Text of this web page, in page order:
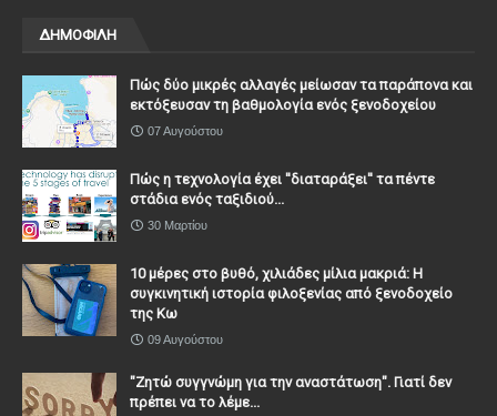
ΔΗΜΟΦΙΛΗ
Πώς δύο μικρές αλλαγές μείωσαν τα παράπονα και
εκτόξευσαν τη βαθμολογία ενός ξενοδοχείου
07 Αυγούστου
Πώς η τεχνολογία έχει ''διαταράξει'' τα πέντε
στάδια ενός ταξιδιού...
30 Μαρτίου
10 μέρες στο βυθό, χιλιάδες μίλια μακριά: Η
συγκινητική ιστορία φιλοξενίας από ξενοδοχείο
της Κω
09 Αυγούστου
"Ζητώ συγγνώμη για την αναστάτωση". Γιατί δεν
πρέπει να το λέμε...